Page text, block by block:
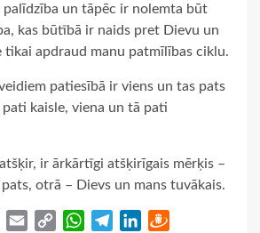
palīdzība un tāpēc ir nolemta būt
kas būtībā ir naids pret Dievu un
tikai apdraud manu patmīlības ciklu.
patiesībā ir viens un tas pats
kaisle, viena un tā pati
ir ārkārtīgi atšķirīgais mērķis –
otrā – Dievs un mans tuvākais.
Threads
Email
Copy
WhatsApp
TelegramLinkedIn